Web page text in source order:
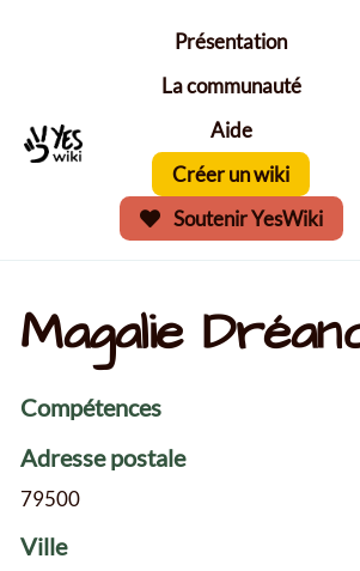
Aller au contenu principal
Présentation
La communauté
Aide
Créer un wiki
Soutenir YesWiki
Magalie
Compétences
Adresse postale
79500
Ville